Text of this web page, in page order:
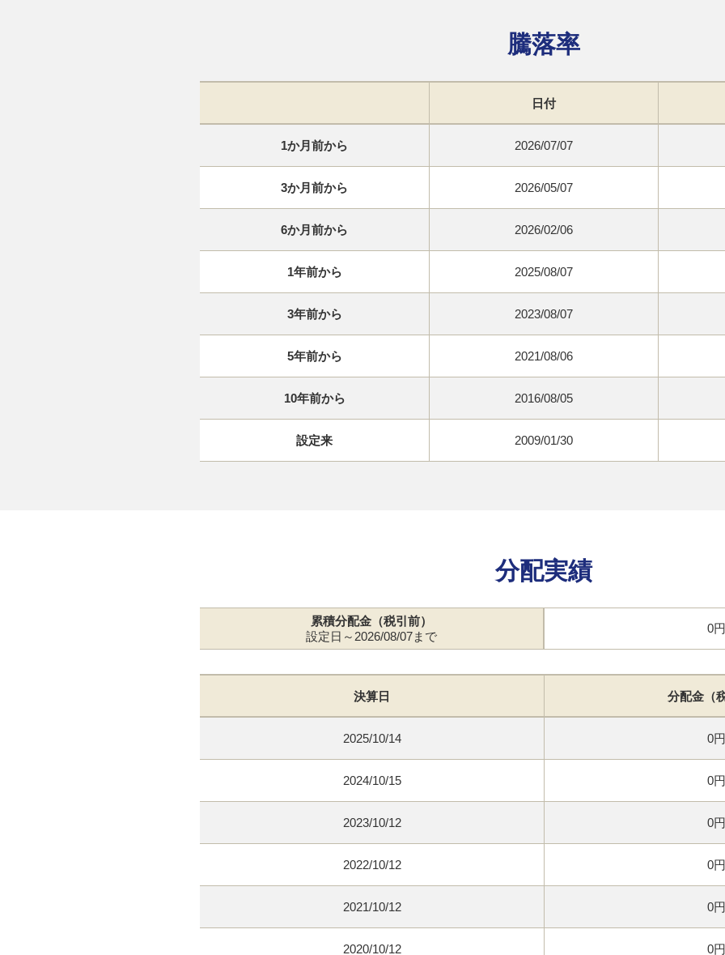
騰落率
日付
1か月前から 2026/07/07
3か月前から 2026/05/07
6か月前から 2026/02/06
1年前から 2025/08/07
3年前から 2023/08/07
5年前から 2021/08/06
10年前から 2016/08/05
設定来 2009/01/30
分配実績
累積分配金（税引前）
設定日～2026/08/07まで
0円
決算日 分配金（
2025/10/14 0円
2024/10/15 0円
2023/10/12 0円
2022/10/12 0円
2021/10/12 0円
2020/10/12 0円